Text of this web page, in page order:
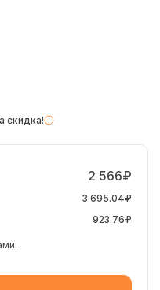
скидка!
2 566₽
3 695.04₽
923.76₽